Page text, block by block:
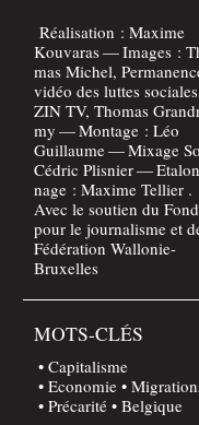
Réa­li­sa­tion : Maxime
Kou­va­ras — Images :
mas Michel,
vidéo des luttes
ZIN TV, Tho­mas
my — Mon­tage : Léo
Guillaume — Mixage
Cédric Plis­nier —
nage : Maxime Tel­lier .
Avec le sou­tien du
pour le jour­na­lisme et
Fédé­ra­tion Wallonie-
Bruxelles
MOTS-CLÉS
Capitalisme
Economie
Précarité
Belgique